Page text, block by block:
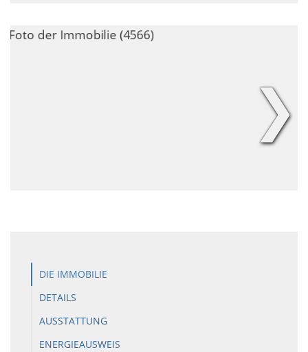
❯
DIE IMMOBILIE
DETAILS
AUSSTATTUNG
ENERGIEAUSWEIS